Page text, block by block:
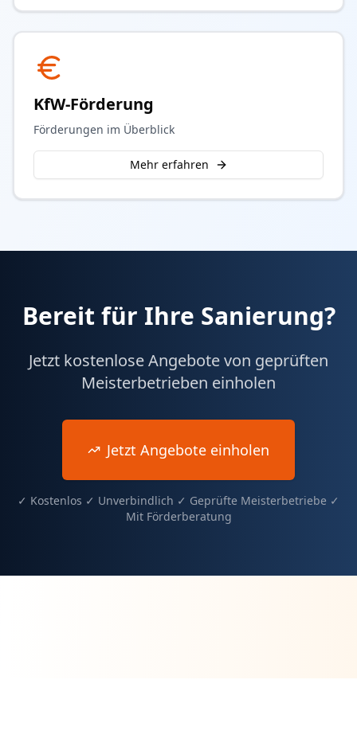
KfW-Förderung
Förderungen im Überblick
Mehr erfahren
Bereit für Ihre Sanierung?
Jetzt kostenlose Angebote von geprüften
Meisterbetrieben einholen
Jetzt Angebote einholen
✓ Kostenlos ✓ Unverbindlich ✓ Geprüfte Meisterbetriebe ✓
Mit Förderberatung